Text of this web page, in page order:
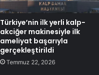
Türkiye’nin ilk yerli kalp-
akciğer makinesiyle ilk
ameliyat başarıyla
gerçekleştirildi
Temmuz 22, 2026